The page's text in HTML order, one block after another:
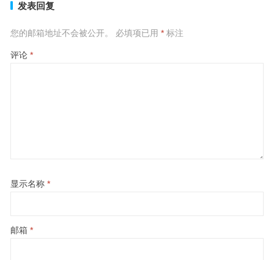
发表回复
您的邮箱地址不会被公开。 必填项已用 *标注
评论 *
显示名称 *
邮箱 *